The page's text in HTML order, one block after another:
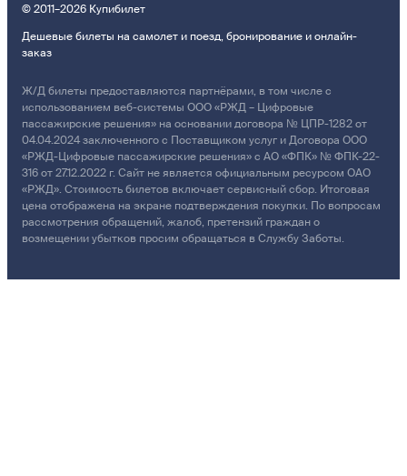
© 2011–2026 Купибилет
Дешевые билеты на самолет и поезд, бронирование и онлайн-
заказ
Ж/Д билеты предоставляются партнёрами, в том числе с
использованием веб-системы ООО «РЖД – Цифровые
пассажирские решения» на основании договора № ЦПР-1282 от
04.04.2024 заключенного с Поставщиком услуг и Договора ООО
«РЖД-Цифровые пассажирские решения» с АО «ФПК» № ФПК-22-
316 от 27.12.2022 г. Сайт не является официальным ресурсом ОАО
«РЖД». Стоимость билетов включает сервисный сбор. Итоговая
цена отображена на экране подтверждения покупки. По вопросам
рассмотрения обращений, жалоб, претензий граждан о
возмещении убытков просим обращаться в Службу Заботы.